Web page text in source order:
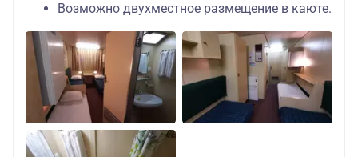
Возможно двухместное размещение в каюте.